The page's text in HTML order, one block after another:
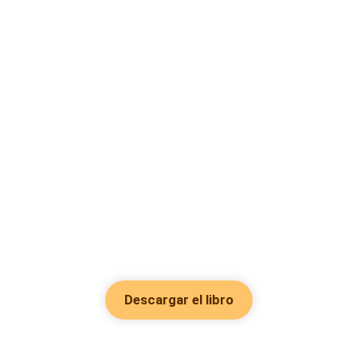
Descargar el libro